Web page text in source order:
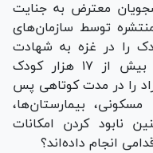
معترض به جنایت
توسط سازمان‌های
یک کودک را در غزه به شهادت
رسانده و از سال گذشته تاکنون بیش از ۱۷ هزار کودک
را در مدت کوتاهی پس
بیمارستان‌ها،
نابود کردن امکانات
انجام داده‌اند؟